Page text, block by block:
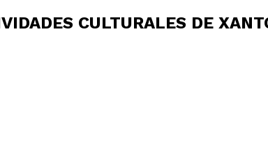
CULTURALES DE